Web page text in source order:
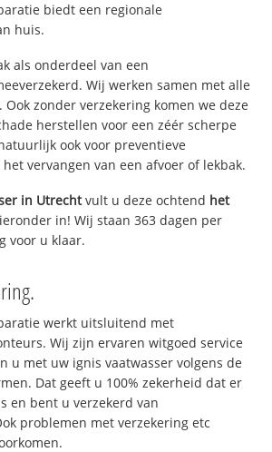
biedt een regionale
huis.
als onderdeel van een
Wij werken samen met alle
Ook zonder verzekering komen we deze
herstellen voor een zéér scherpe
ook voor preventieve
vervangen van een afvoer of lekbak.
in Utrechtvult u deze ochtend het
in! Wij staan 363 dagen per
voor u klaar.
werkt uitsluitend met
Wij zijn ervaren witgoed service
u met uw ignis vaatwasser volgens de
Dat geeft u 100% zekerheid dat er
en bent u verzekerd van
problemen met verzekering etc